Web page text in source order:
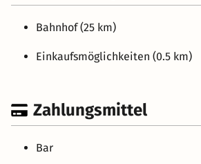
Bahnhof (25 km)
Einkaufsmöglichkeiten (0.5 km)
Zahlungsmittel
Bar